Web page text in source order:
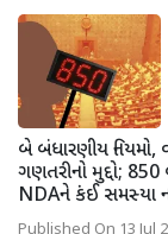
બે બંધારણીય નિયમો,
ગણતરીનો મુદ્દો; 850
NDAને કંઈ સમસ્યા
Published On 13 Jul